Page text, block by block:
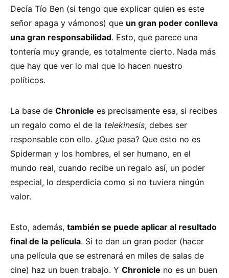
Decía Tío Ben (si tengo que explicar quien es este
señor apaga y vámonos) que un gran poder conlleva
una gran responsabilidad. Esto, que parece una
tontería muy grande, es totalmente cierto. Nada más
que hay que ver lo mal que lo hacen nuestro
políticos.
La base de Chronicle es precisamente esa, si recibes
un regalo como el de la telekinesis, debes ser
responsable con ello. ¿Que pasa? Que esto no es
Spiderman y los hombres, el ser humano, en el
mundo real, cuando recibe un regalo así, un poder
especial, lo desperdicia como si no tuviera ningún
valor.
Esto, además, también se puede aplicar al resultado
final de la película. Si te dan un gran poder (hacer
una película que se estrenará en miles de salas de
cine) haz un buen trabajo. Y Chronicle no es un buen